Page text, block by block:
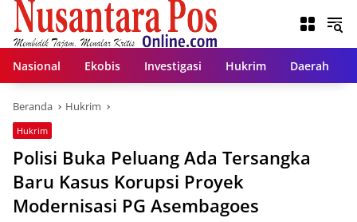
Langsung
konten
Nasional
Ekobis Investigasi Hukrim Daerah
Beranda Hukrim
Hukrim
Polisi Buka Peluang Ada Tersangka
Baru Kasus Korupsi Proyek
Modernisasi PG Asembagoes